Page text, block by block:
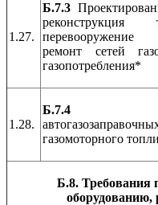
1.27.
Б.7.3
реконструкция
ремонт сетей
газопотребления*
1.28.
газомоторного
Б.8. Требования
оборудованию,